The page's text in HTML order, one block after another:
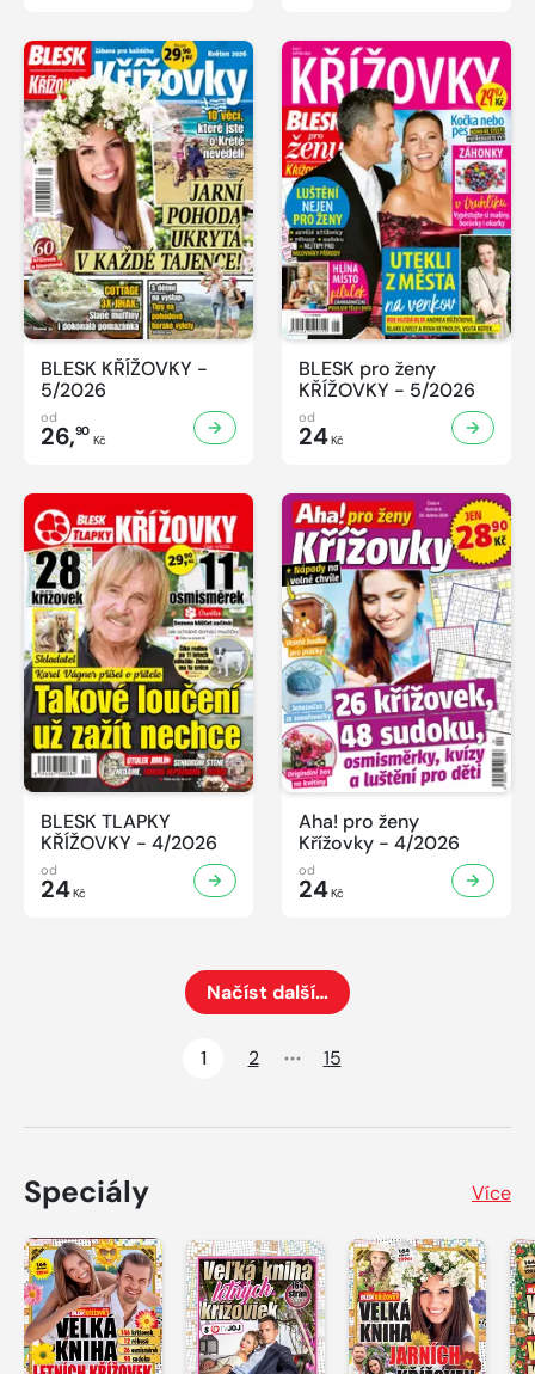
BLESK KŘÍŽOVKY -
5/2026
od
26,90
Kč
BLESK pro ženy
KŘÍŽOVKY - 5/2026
od
24Kč
BLESK TLAPKY
KŘÍŽOVKY - 4/2026
od
24Kč
Aha! pro ženy
Křížovky - 4/2026
od
24Kč
Načíst další…
1
2 15
Speciály Více